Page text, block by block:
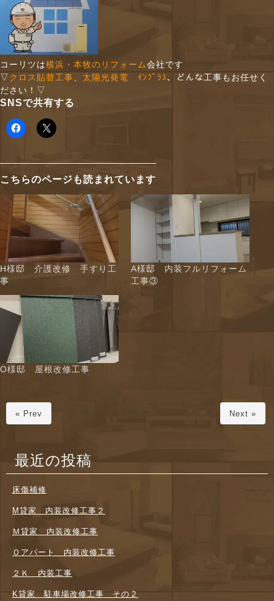
コーリツは横浜・本牧のリフォーム 会社です
▽ クロス貼替工事 太陽光発電 ｲﾝﾌﾟﾗｽ、どんな工事もお任せく
ださい！▽
SNSで共有する
こちらのページも読まれています
H様邸 介護改修 手すり工
事
A様邸 内装フルリフォーム
工事③
O様邸 屋根改修工事
« Prev Next »
最近の投稿
床傷補修
M貸家 内装改修工事２
Ｍ貸家 内装改修工事
Ｏアパート 内装改修工事
２Ｋ 内装工事
K貸家 駐車場改修工事 その２